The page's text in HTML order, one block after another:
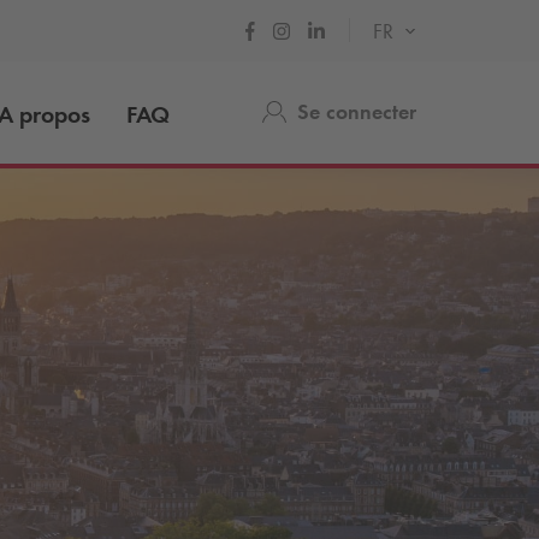
FR
propos FAQ Se connecter